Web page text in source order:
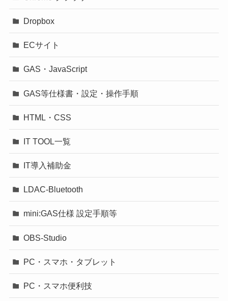
Dropbox
ECサイト
GAS・JavaScript
GAS等仕様書・設定・操作手順
HTML・CSS
IT TOOL一覧
IT導入補助金
LDAC-Bluetooth
mini:GAS仕様 設定手順等
OBS-Studio
PC・スマホ・タブレット
PC・スマホ便利技